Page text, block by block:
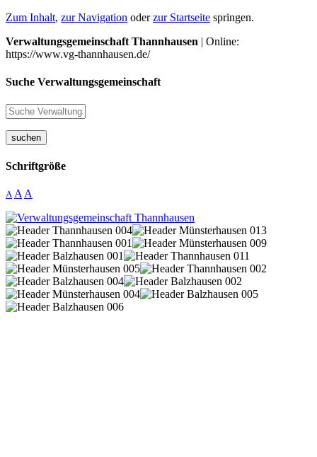
Zum Inhalt, zur Navigation oderzur Startseite springen.
Verwaltungsgemeinschaft Thannhausen | Online:
https://www.vg-thannhausen.de/
Suche Verwaltungsgemeinschaft
suchen
Schriftgröße
A A A